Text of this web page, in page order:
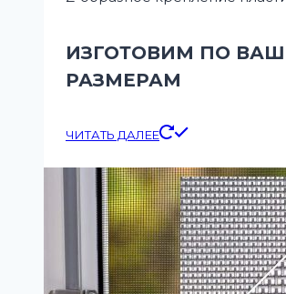
ИЗГОТОВИМ ПО
РАЗМЕРАМ
ЧИТАТЬ ДАЛЕЕ